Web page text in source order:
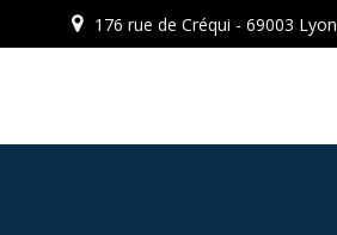
au
176 rue de Créqui - 69003 Lyon